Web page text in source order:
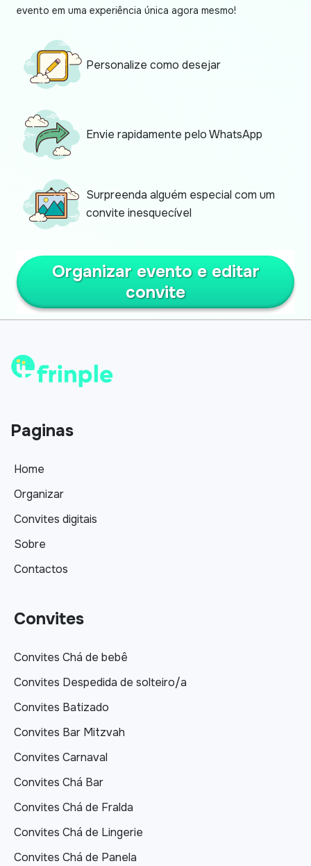
evento em uma experiência única agora mesmo!
Personalize como desejar
Envie rapidamente pelo WhatsApp
Surpreenda alguém especial com um
convite inesquecível
Organizar evento e editar
convite
Paginas
Home
Organizar
Convites digitais
Sobre
Contactos
Convites
Convites Chá de bebê
Convites Despedida de solteiro/a
Convites Batizado
Convites Bar Mitzvah
Convites Carnaval
Convites Chá Bar
Convites Chá de Fralda
Convites Chá de Lingerie
Convites Chá de Panela